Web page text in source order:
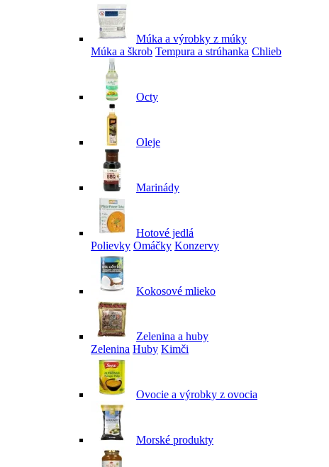
Múka a výrobky z múky
Múka a škrob Tempura a strúhanka Chlieb
Octy
Oleje
Marinády
Hotové jedlá
Polievky Omáčky Konzervy
Kokosové mlieko
Zelenina a huby
Zelenina Huby Kimči
Ovocie a výrobky z ovocia
Morské produkty